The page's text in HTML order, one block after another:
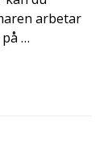
arbetar
…